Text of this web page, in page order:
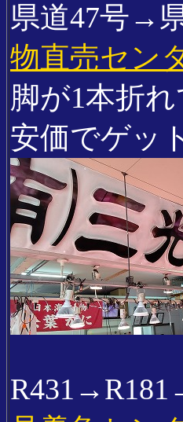
県道47号→
物直売セン
脚が1本折
安価でゲッ